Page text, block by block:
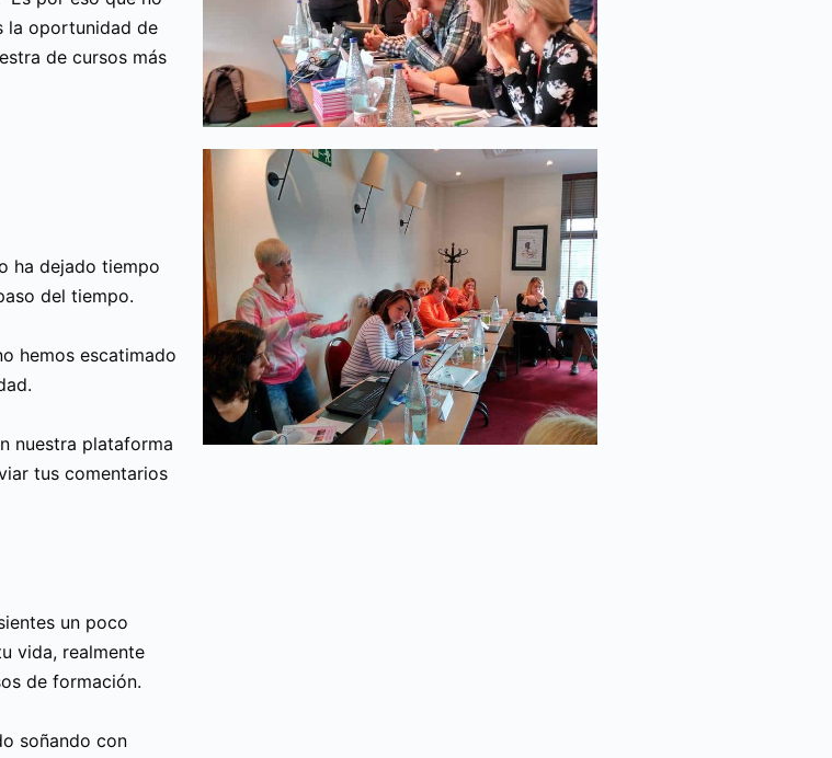
la oportunidad de
de cursos más
ha dejado tiempo
del tiempo.
hemos escatimado
nuestra plataforma
tus comentarios
un poco
vida, realmente
de formación.
soñando con